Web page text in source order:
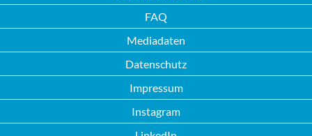
FAQ
Mediadaten
Datenschutz
Impressum
Instagram